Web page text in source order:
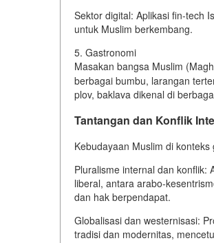
Sektor digital: Aplikasi fin-tech
untuk Muslim berkembang.
5. Gastronomi
Masakan bangsa Muslim
berbagai bumbu, larangan
plov, baklava dikenal di
Tantangan dan Konflik
Kebudayaan Muslim di
Pluralisme internal dan konflik:
liberal, antara arabo-
dan hak berpendapat.
Globalisasi dan westernisasi:
tradisi dan modernitas,